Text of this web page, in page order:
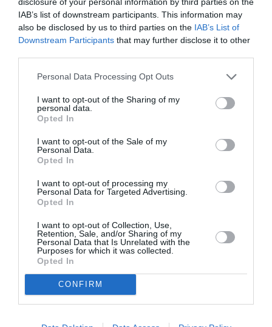
IAB’s list of downstream participants. This information may
also be disclosed by us to third parties on the IAB’s List of
Downstream Participants that may further disclose it to other
Personal Data Processing Opt Outs
I want to opt-out of the Sharing of my
personal data.
Opted In
I want to opt-out of the Sale of my
Personal Data.
Opted In
I want to opt-out of processing my
Personal Data for Targeted Advertising.
Opted In
I want to opt-out of Collection, Use,
Retention, Sale, and/or Sharing of my
Personal Data that Is Unrelated with the
Purposes for which it was collected.
Opted In
CONFIRM
Καλογεράκη στον
Πύργο Μπαζαίου
Klaus Pfeiffer –
Τα φτερά του
Ίκαρου: Έκθεση
στον Πύργο
Μπαζαίου
Καμπανέλλη: Το
22ο Φεστιβάλ
Νάξου γιορτάζει!